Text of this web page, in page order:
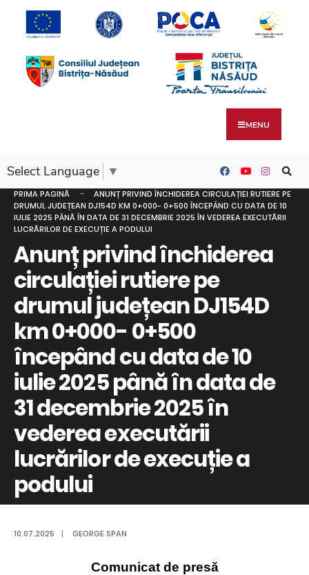
MENU
Select Language ▼
PRIMA PAGINĂ
ANUNȚ PRIVIND ÎNCHIDEREA CIRCULAȚIEI RUTIERE PE
DRUMUL JUDEȚEAN DJ154D KM 0+000- 0+500 ÎNCEPÂND CU DATA DE 10
IULIE 2025 PÂNĂ ÎN DATA DE 31 DECEMBRIE 2025 ÎN VEDEREA EXECUTĂRII
LUCRĂRILOR DE EXECUȚIE A PODULUI
Anunț privind închiderea
circulației rutiere pe
drumul județean DJ154D
km 0+000- 0+500
începând cu data de 10
iulie 2025 până în data de
31 decembrie 2025 în
vederea executării
lucrărilor de execuție a
podului
10.07.2025 | GEORGE SPAN
Comunicat de presă